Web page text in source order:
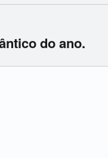
do ano.